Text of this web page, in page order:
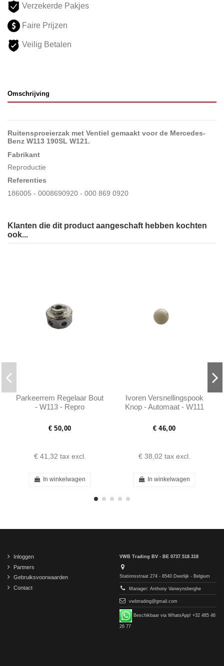
Verzekerde Pakjes
Faire Prijzen
Veilig Betalen
Omschrijving
Ruitensproeierzak met Ventiel gemaakt voor de Mercedes-
Benz W113 190SL W121.
Fabrikant
Reproductie
Referenties
186005 - 0008690920 - 000 869 0920
Klanten die dit product aangeschaft hebben kochten
ook...
Parkeerrem Regelaar Bout
- W113 - Repro
€ 50,00
€ 41,32 tax excl.
In winkelwagen
Ivoren Versnellingspook
Knop - Automaat - W111
1132670010
€ 46,00
€ 38,02 tax excl.
In winkelwagen
Inloggen
Partners
Gebruiksvoorwaarden
Contact
VWB Trading BV - BE 0737.518.318
Stationsstraat 274 - 8540 Deerlijk - Belgium
Manager: Anthony Vanwynsberghe
vwbtrading@gmail.com
Beschikbaar via WhatsApp! +32 485 46
26 77